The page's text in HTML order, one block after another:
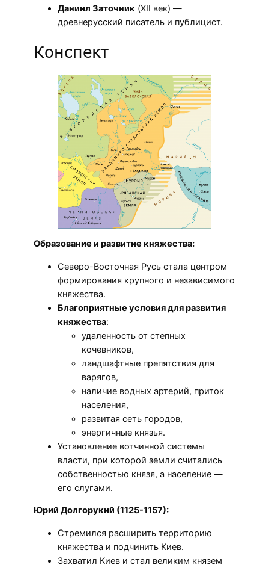
Даниил Заточник (XII век) —
древнерусский писатель и публицист.
Конспект
Образование и развитие княжества:
Северо-Восточная Русь стала центром
формирования крупного и независимого
княжества.
Благоприятные условия для развития
княжества:
удаленность от степных
кочевников,
ландшафтные препятствия для
варягов,
наличие водных артерий, приток
населения,
развитая сеть городов,
энергичные князья.
Установление вотчинной системы
власти, при которой земли считались
собственностью князя, а население —
его слугами.
Юрий Долгорукий (1125-1157):
Стремился расширить территорию
княжества и подчинить Киев.
Захватил Киев и стал великим князем